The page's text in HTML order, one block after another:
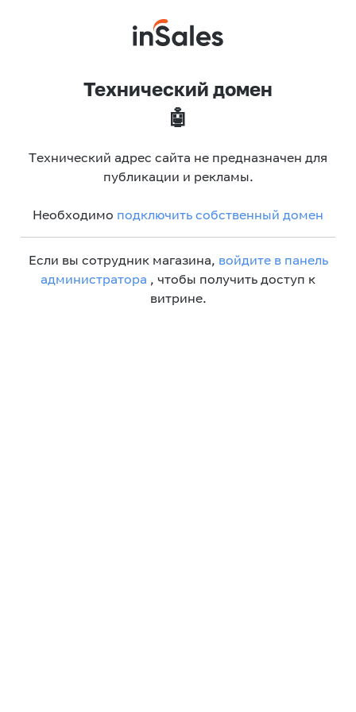
Технический домен
🤖
Технический адрес сайта не предназначен для
публикации и рекламы.
Необходимо подключить собственный домен
Если вы сотрудник магазина, войдите в панель
администратора , чтобы получить доступ к
витрине.